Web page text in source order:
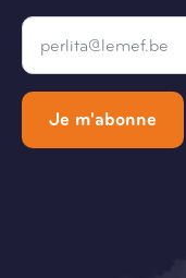
Email
Je m'abonne